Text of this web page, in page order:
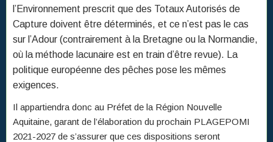
l’Environnement prescrit que des Totaux Autorisés de
Capture doivent être déterminés, et ce n’est pas le cas
sur l’Adour (contrairement à la Bretagne ou la Normandie,
où la méthode lacunaire est en train d’être revue). La
politique européenne des pêches pose les mêmes
exigences.
Il appartiendra donc au Préfet de la Région Nouvelle
Aquitaine, garant de l’élaboration du prochain PLAGEPOMI
2021-2027 de s’assurer que ces dispositions seront